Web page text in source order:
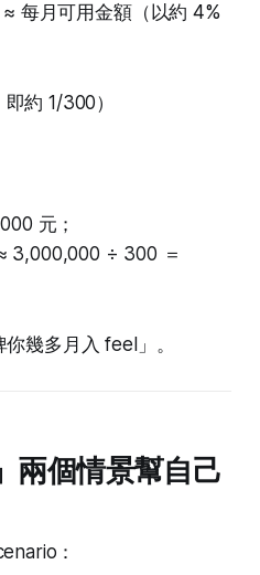
每月可用金額（以約 4%
約 1/300）
元；
3,000,000 ÷ 300 ＝
幾多月入 feel」。
兩個情景幫自己
：